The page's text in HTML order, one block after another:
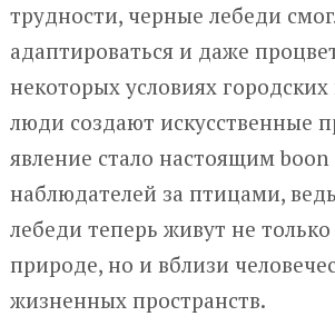
трудности, черные лебеди
адаптироваться и даже
некоторых условиях городских
люди создают искусственные
явление стало настоящим boon
наблюдателей за птицами,
лебеди теперь живут не
природе, но и вблизи
жизненных пространств.